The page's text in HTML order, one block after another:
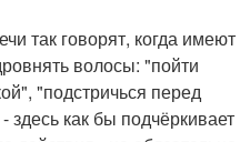
так говорят, когда имеют
волосы: "пойти
"подстричься перед
здесь как бы подчёркивает